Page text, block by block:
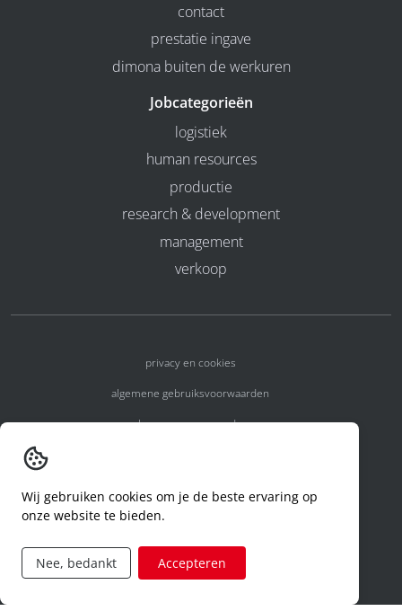
contact
prestatie ingave
dimona buiten de werkuren
Jobcategorieën
logistiek
human resources
productie
research & development
management
verkoop
privacy en cookies
algemene gebruiksvoorwaarden
algemene voorwaarden
code of conduct
aanvraag rechten ivm privacy
Wij gebruiken cookies om je de beste ervaring op
onze website te bieden.
Nee, bedankt Accepteren